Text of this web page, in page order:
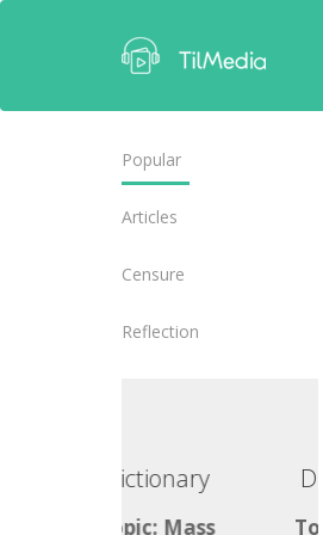
Popular
Articles
Censure
Reflection
Dictionary
Topic: Mass